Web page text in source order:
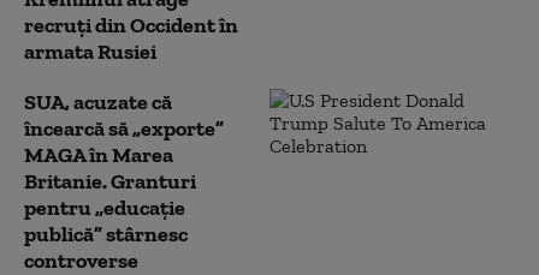
recruți din Occident în
armata Rusiei
SUA, acuzate că
încearcă să „exporte”
MAGA în Marea
Britanie. Granturi
pentru „educație
publică” stârnesc
controverse